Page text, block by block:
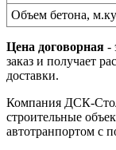
Объем бетона,
Цена договорная -
заказ и получает
доставки.
Компания ДСК-
строительные
автотранпортом с